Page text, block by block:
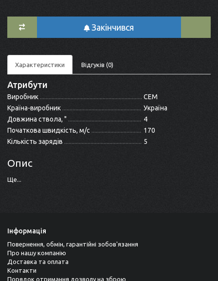
Закінчився
Характеристики Відгуків (0)
Атрибути
Виробник
СЕМ
Країна-виробник
Україна
Довжина ствола, "
4
Початкова швидкість, м/с
170
Кількість зарядів
5
Опис
Ще...
Інформація
Повернення, обмін, гарантійні зобов'язання
Про нашу компанію
Доставка та оплата
Контакти
Порядок отримання дозволу на зброю